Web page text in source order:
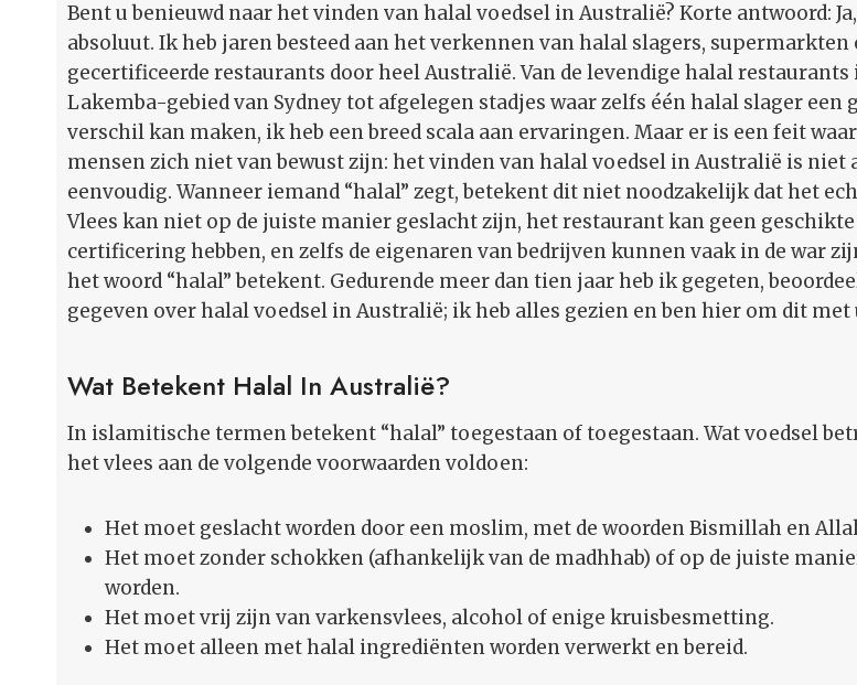
Bent u benieuwd naar het vinden van halal voedsel in Australië? Korte antwoord:
absoluut. Ik heb jaren besteed aan het verkennen van halal slagers, supermarkten
gecertificeerde restaurants door heel Australië. Van de levendige halal restaurants
Lakemba-gebied van Sydney tot afgelegen stadjes waar zelfs één halal slager een
verschil kan maken, ik heb een breed scala aan ervaringen. Maar er is een feit
mensen zich niet van bewust zijn: het vinden van halal voedsel in Australië is niet
eenvoudig. Wanneer iemand “halal” zegt, betekent dit niet noodzakelijk dat het
Vlees kan niet op de juiste manier geslacht zijn, het restaurant kan geen
certificering hebben, en zelfs de eigenaren van bedrijven kunnen vaak in de war
het woord “halal” betekent. Gedurende meer dan tien jaar heb ik gegeten,
gegeven over halal voedsel in Australië; ik heb alles gezien en ben hier om dit met
Wat Betekent Halal In Australië?
In islamitische termen betekent “halal” toegestaan of toegestaan. Wat voedsel
het vlees aan de volgende voorwaarden voldoen:
Het moet geslacht worden door een moslim, met de woorden Bismillah en
Het moet zonder schokken (afhankelijk van de madhhab) of op de juiste
worden.
Het moet vrij zijn van varkensvlees, alcohol of enige kruisbesmetting.
Het moet alleen met halal ingrediënten worden verwerkt en bereid.